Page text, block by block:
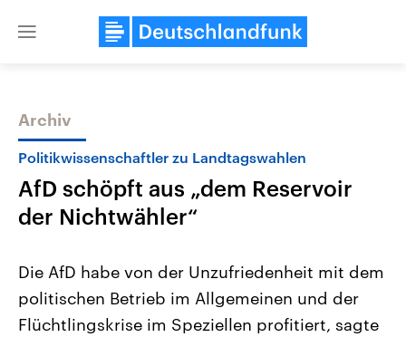
Close
Themen
Landtagswahl Sachsen-Anhalt
2026
Aktuelle Beiträge,
Archiv
Politikwissenschaftler zu Landtagswahlen
AfD schöpft aus „dem Reservoir
der Nichtwähler“
Die AfD habe von der Unzufriedenheit mit dem
politischen Betrieb im Allgemeinen und der
Flüchtlingskrise im Speziellen profitiert, sagte